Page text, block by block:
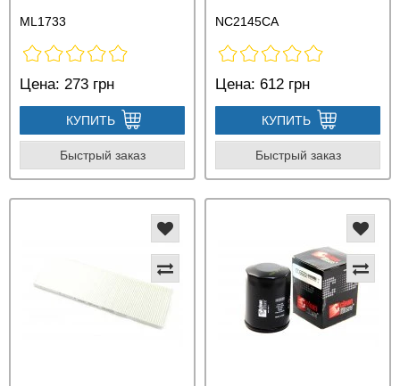
ML1733
Цена: 273 грн
КУПИТЬ
Быстрый заказ
NC2145CA
Цена: 612 грн
КУПИТЬ
Быстрый заказ